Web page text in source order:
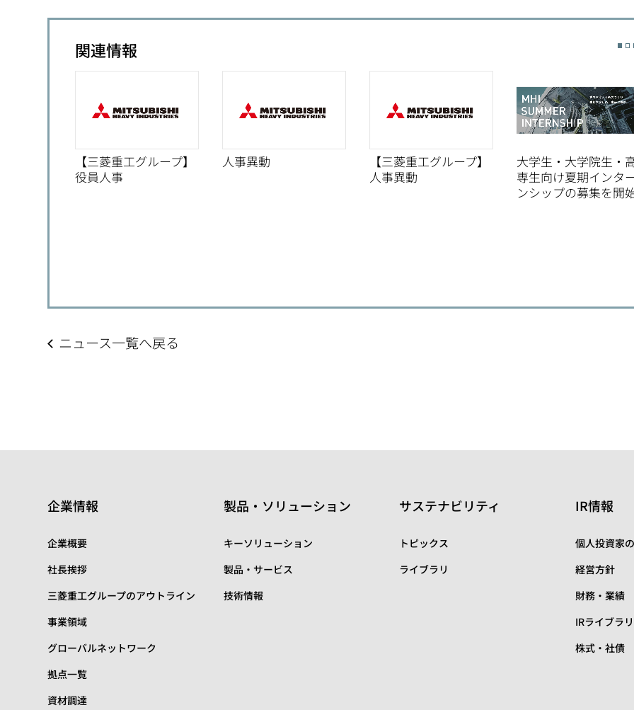
関連情報
【三菱重工グループ】
役員人事
人事異動
【三菱重工グループ】
人事異動
大学生・大学院生・
専生向け夏期インタ
ンシップの募集を開
ニュース一覧へ戻る
企業情報
企業概要
社長挨拶
三菱重工グループのアウトライン
事業領域
グローバルネットワーク
拠点一覧
資材調達
製品・ソリューション
キーソリューション
製品・サービス
技術情報
サステナビリティ
トピックス
ライブラリ
IR情報
個人投資家
経営方針
財務・業績
IRライブラリ
株式・社債